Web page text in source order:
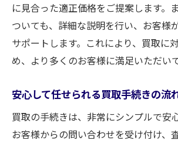
に見合った適正価格をご提案します。
ついても、詳細な説明を行い、お客様
サポートします。これにより、買取に
め、より多くのお客様に満足いただい
安心して任せられる買取手続きの流
買取の手続きは、非常にシンプルで安
お客様からの問い合わせを受け付け、